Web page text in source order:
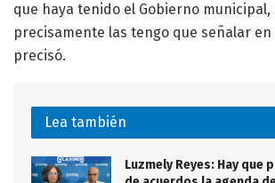
que haya tenido el Gobierno municipal,
precisamente las tengo que señalar en
precisó.
Lea también
Luzmely Reyes: Hay que